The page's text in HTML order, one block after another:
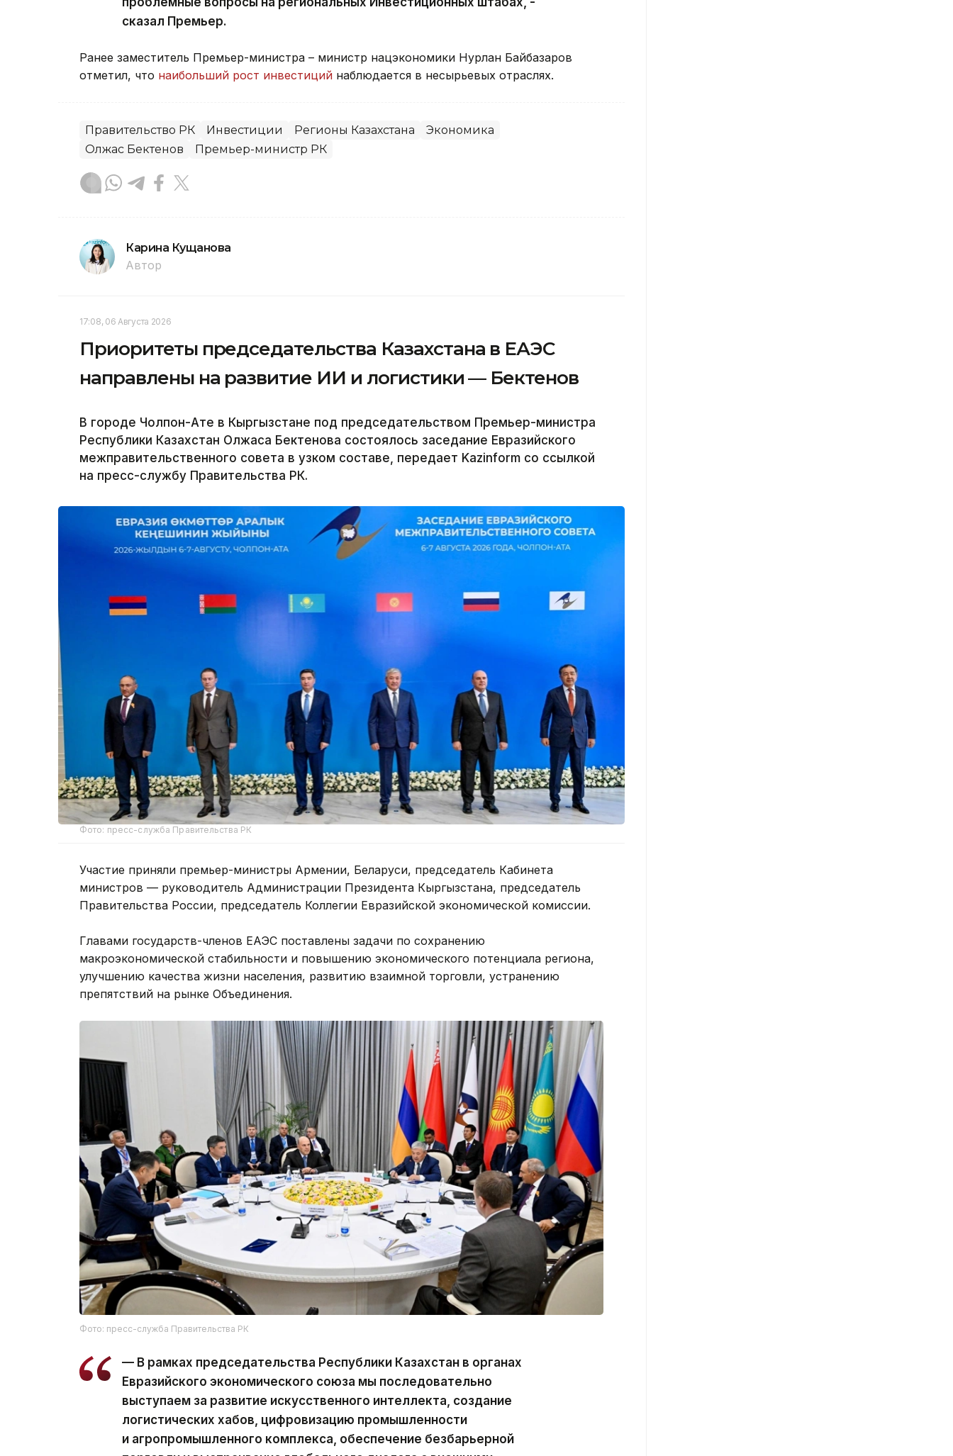
сказал Премьер.
Ранее заместитель Премьер-министра – министр нацэкономики Нурлан Байбазаров
отметил, что наибольший рост инвестиций наблюдается в несырьевых отраслях.
Правительство РК Инвестиции Регионы Казахстана
Экономика
Олжас Бектенов
Премьер-министр РК
Карина Кущанова
Автор
17:08, 06 Августа 2026
Приоритеты председательства Казахстана в ЕАЭС
направлены на развитие ИИ и логистики — Бектенов
В городе Чолпон-Ате в Кыргызстане под председательством Премьер-министра
Республики Казахстан Олжаса Бектенова состоялось заседание Евразийского
межправительственного совета в узком составе, передает Kazinform со ссылкой
на пресс-службу Правительства РК.
Фото: пресс-служба Правительства РК
Участие приняли премьер-министры Армении, Беларуси, председатель Кабинета
министров — руководитель Администрации Президента Кыргызстана, председатель
Правительства России, председатель Коллегии Евразийской экономической комиссии.
Главами государств-членов ЕАЭС поставлены задачи по сохранению
макроэкономической стабильности и повышению экономического потенциала региона,
улучшению качества жизни населения, развитию взаимной торговли, устранению
препятствий на рынке Объединения.
Фото: пресс-служба Правительства РК
— В рамках председательства Республики Казахстан в органах
Евразийского экономического союза мы последовательно
выступаем за развитие искусственного интеллекта, создание
логистических хабов, цифровизацию промышленности
и агропромышленного комплекса, обеспечение безбарьерной